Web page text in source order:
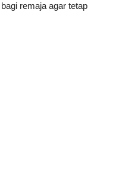
remaja agar tetap